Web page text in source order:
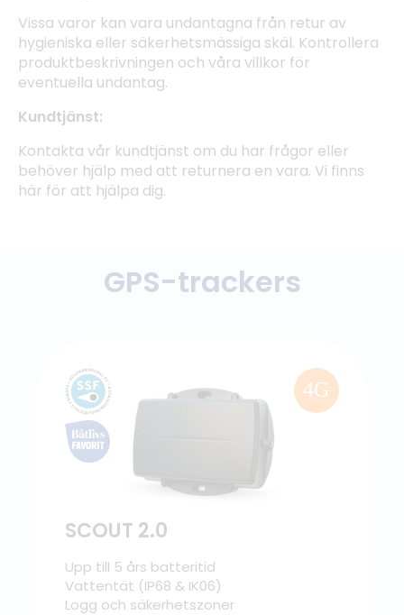
Vissa varor kan vara undantagna från retur av
hygieniska eller säkerhetsmässiga skäl. Kontrollera
produktbeskrivningen och våra villkor för
eventuella undantag.
Kundtjänst:
Kontakta vår kundtjänst om du har frågor eller
behöver hjälp med att returnera en vara. Vi finns
här för att hjälpa dig.
GPS-trackers
4G
SCOUT 2.0
Upp till 5 års batteritid
Vattentät (IP68 & IK06)
Logg och säkerhetszoner